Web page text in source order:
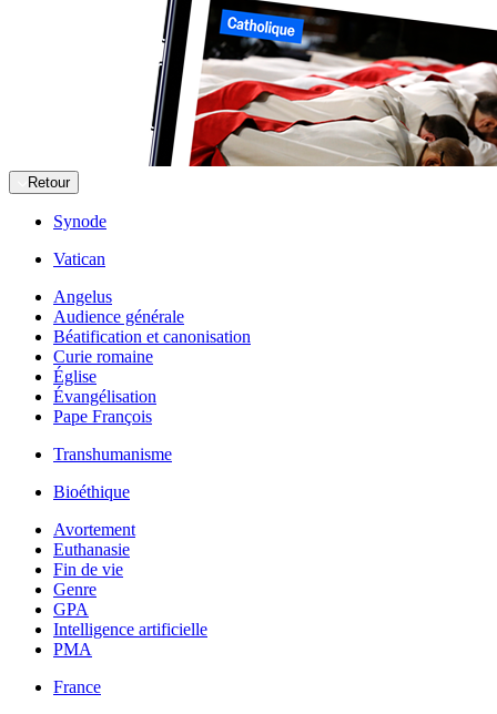
Retour
Synode
Vatican
Angelus
Audience générale
Béatification et canonisation
Curie romaine
Église
Évangélisation
Pape François
Transhumanisme
Bioéthique
Avortement
Euthanasie
Fin de vie
Genre
GPA
Intelligence artificielle
PMA
France